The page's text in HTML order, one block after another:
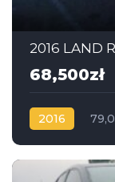
2016 LAND
68,500zł
2016